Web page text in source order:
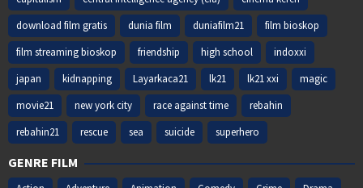
download film gratis
dunia film duniafilm21
film bioskop
film streaming bioskop
friendship high school
indoxxi
japan
kidnapping Layarkaca21 lk21 lk21 xxi
magic
movie21
new york city race against time
rebahin
rebahin21
rescue sea suicide superhero
GENRE FILM